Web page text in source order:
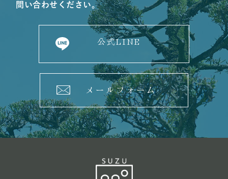
問い合わせください。
公式LINE
メールフォーム